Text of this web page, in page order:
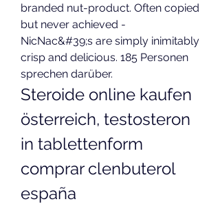
branded nut-product. Often copied
but never achieved -
NicNac&#39;s are simply inimitably
crisp and delicious. 185 Personen
sprechen darüber.
Steroide online kaufen
österreich, testosteron
in tablettenform
comprar clenbuterol
españa